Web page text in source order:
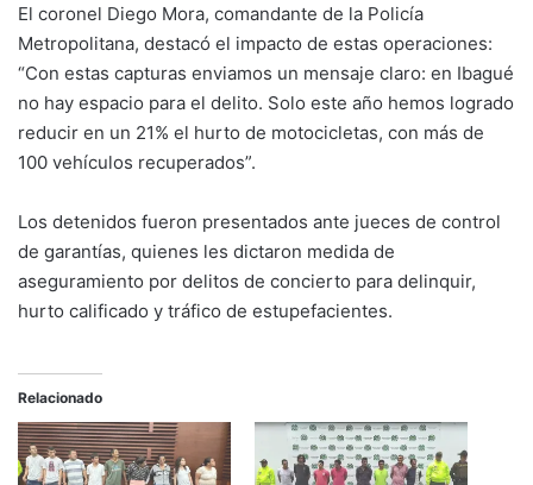
El coronel Diego Mora, comandante de la Policía
Metropolitana, destacó el impacto de estas operaciones:
“Con estas capturas enviamos un mensaje claro: en Ibagué
no hay espacio para el delito. Solo este año hemos logrado
reducir en un 21% el hurto de motocicletas, con más de
100 vehículos recuperados”.
Los detenidos fueron presentados ante jueces de control
de garantías, quienes les dictaron medida de
aseguramiento por delitos de concierto para delinquir,
hurto calificado y tráfico de estupefacientes.
Relacionado